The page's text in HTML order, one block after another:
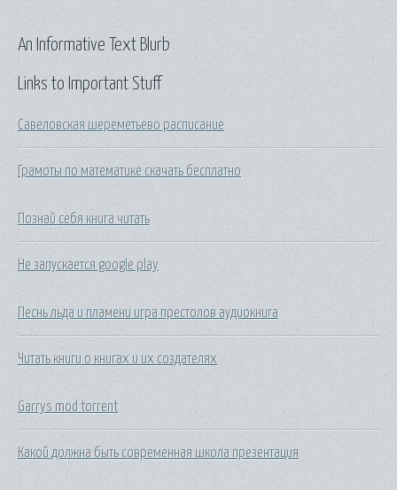
Links to Important Stuff
Савеловская шереметьево расписание
Грамоты по математике скачать бесплатно
Познай себя книга читать
Не запускается google play
Песнь льда и пламени игра престолов аудиокнига
Читать книги о книгах и их создателях
Garrys mod torrent
Какой должна быть современная школа презентация
An Informative Text Blurb